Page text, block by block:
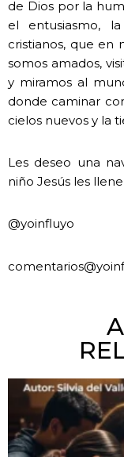
de Dios por la
el entusiasmo,
cristianos, que en
somos amados,
y miramos al
donde caminar
cielos nuevos y la
Les deseo una
niño Jesús les
@yoinfluyo